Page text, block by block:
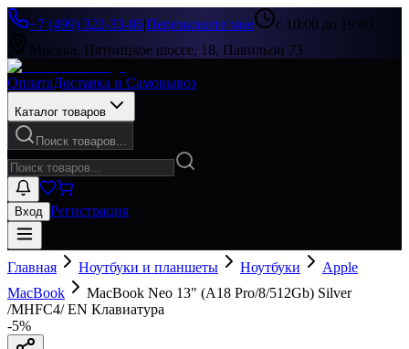
+7 (499) 322-33-86|Перезвоните мне
с 10:00 до 19:00
Москва, Пятницкое шоссе, 18, Павильон 73
ОплатаДоставка и Самовывоз
Каталог товаров
Поиск товаров...
Вход Регистрация
Главная Ноутбуки и планшеты Ноутбуки
Apple
MacBook
MacBook Neo 13" (A18 Pro/8/512Gb) Silver
/MHFC4/ EN Клавиатура
-5%